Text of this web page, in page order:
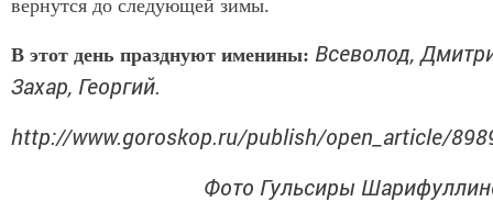
вернутся до следующей зимы.
В этот день празднуют именины: Всеволод,
Захар, Георгий.
http://www.goroskop.ru/publish/open_article/
Фото Гульсиры